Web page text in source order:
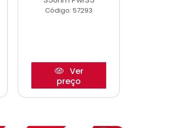
Código: 57293
Ver
preço